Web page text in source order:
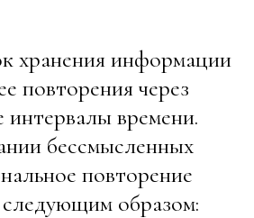
хранения информации
повторения через
интервалы времени.
бессмысленных
повторение
образом: